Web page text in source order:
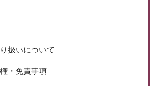
扱いについて
・免責事項